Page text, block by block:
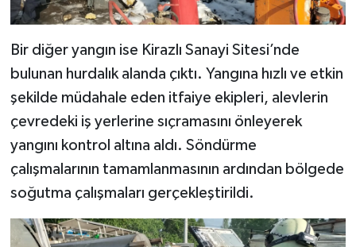
Bir diğer yangın ise Kirazlı Sanayi Sitesi’nde
bulunan hurdalık alanda çıktı. Yangına hızlı ve etkin
şekilde müdahale eden itfaiye ekipleri, alevlerin
çevredeki iş yerlerine sıçramasını önleyerek
yangını kontrol altına aldı. Söndürme
çalışmalarının tamamlanmasının ardından bölgede
soğutma çalışmaları gerçekleştirildi.